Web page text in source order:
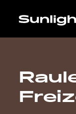
Nos